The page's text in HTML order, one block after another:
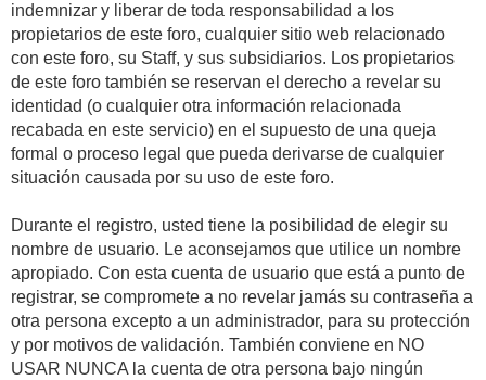
indemnizar y liberar de toda responsabilidad a los
propietarios de este foro, cualquier sitio web relacionado
con este foro, su Staff, y sus subsidiarios. Los propietarios
de este foro también se reservan el derecho a revelar su
identidad (o cualquier otra información relacionada
recabada en este servicio) en el supuesto de una queja
formal o proceso legal que pueda derivarse de cualquier
situación causada por su uso de este foro.
Durante el registro, usted tiene la posibilidad de elegir su
nombre de usuario. Le aconsejamos que utilice un nombre
apropiado. Con esta cuenta de usuario que está a punto de
registrar, se compromete a no revelar jamás su contraseña a
otra persona excepto a un administrador, para su protección
y por motivos de validación. También conviene en NO
USAR NUNCA la cuenta de otra persona bajo ningún